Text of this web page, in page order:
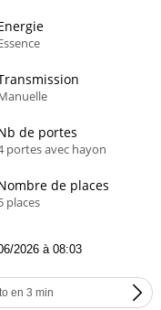
de portes
portes avec hayon
de places
places
2026 à 08:03
en 3 min